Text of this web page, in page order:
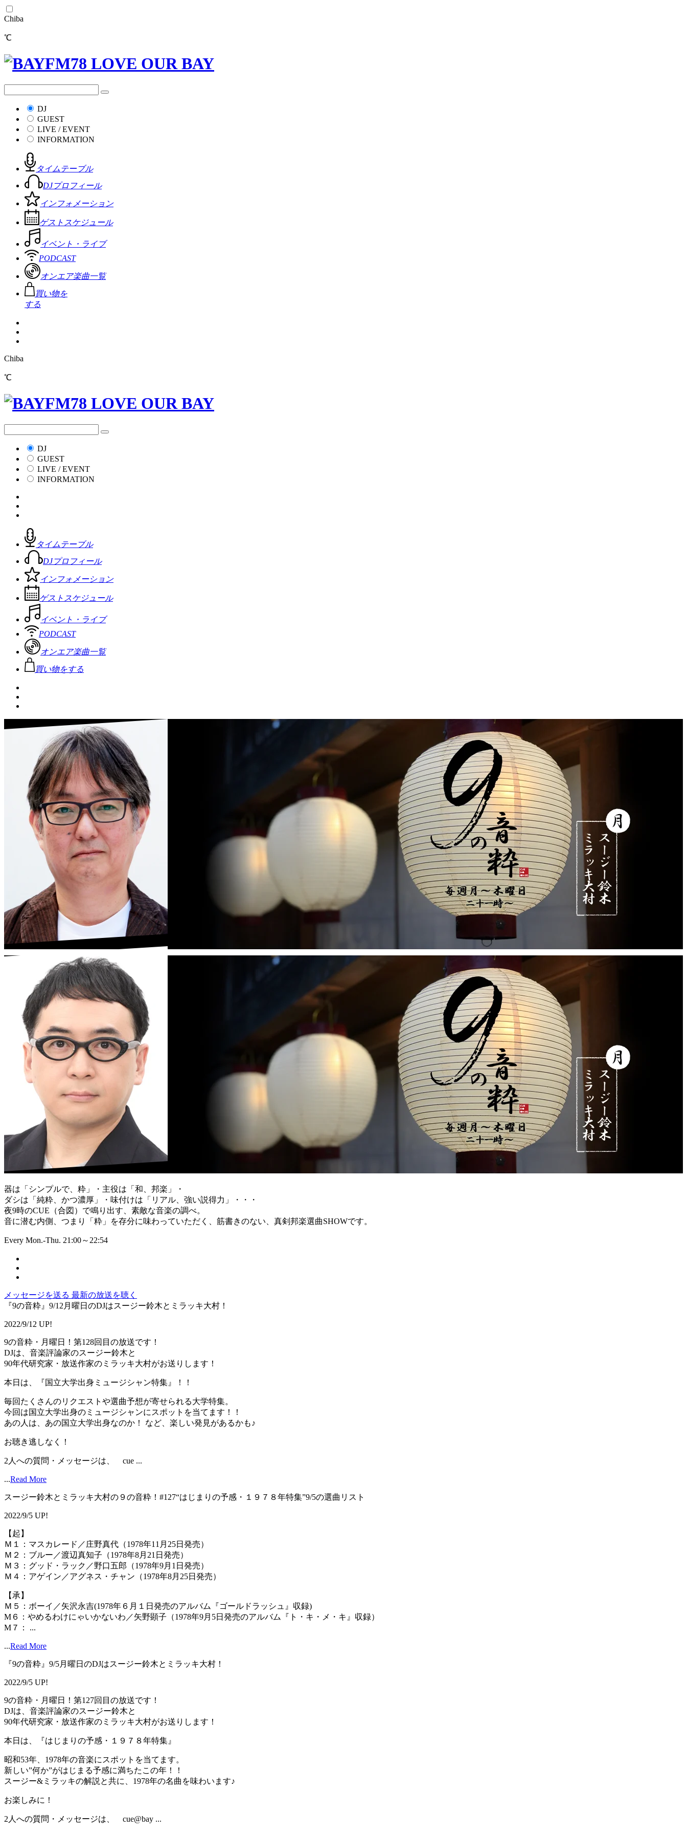
Chiba
℃
DJ
GUEST
LIVE / EVENT
INFORMATION
タイムテーブル
DJプロフィール
インフォメーション
ゲストスケジュール
イベント・ライブ
PODCAST
オンエア楽曲一覧
買い物を
する
Chiba
℃
DJ
GUEST
LIVE / EVENT
INFORMATION
タイムテーブル
DJプロフィール
インフォメーション
ゲストスケジュール
イベント・ライブ
PODCAST
オンエア楽曲一覧
買い物をする
器は「シンプルで、粋」・主役は「和、邦楽」・
ダシは「純粋、かつ濃厚」・味付けは「リアル、強い説得力」・・・
夜9時のCUE（合図）で鳴り出す、素敵な音楽の調べ。
音に潜む内側、つまり「粋」を存分に味わっていただく、筋書きのない、真剣邦楽選曲SHOWです。
Every Mon.-Thu. 21:00～22:54
メッセージを送る 最新の放送を聴く
『9の音粋』9/12月曜日のDJはスージー鈴木とミラッキ大村！
2022/9/12 UP!
9の音粋・月曜日！第128回目の放送です！
DJは、音楽評論家のスージー鈴木と
90年代研究家・放送作家のミラッキ大村がお送りします！
本日は、『国立大学出身ミュージシャン特集』！！
毎回たくさんのリクエストや選曲予想が寄せられる大学特集。
今回は国立大学出身のミュージシャンにスポットを当てます！！
あの人は、あの国立大学出身なのか！ など、楽しい発見があるかも♪
お聴き逃しなく！
2人への質問・メッセージは、 cue ...
...Read More
スージー鈴木とミラッキ大村の９の音粋！#127“はじまりの予感・１９７８年特集”9/5の選曲リスト
2022/9/5 UP!
【起】
Ｍ１：マスカレード／庄野真代（1978年11月25日発売）
Ｍ２：ブルー／渡辺真知子（1978年8月21日発売）
Ｍ３：グッド・ラック／野口五郎（1978年9月1日発売）
Ｍ４：アゲイン／アグネス・チャン（1978年8月25日発売）
【承】
Ｍ５：ボーイ／矢沢永吉(1978年６月１日発売のアルバム『ゴールドラッシュ』収録)
M６：やめるわけにゃいかないわ／矢野顕子（1978年9月5日発売のアルバム『ト・キ・メ・キ』収録）
M７： ...
...Read More
『9の音粋』9/5月曜日のDJはスージー鈴木とミラッキ大村！
2022/9/5 UP!
9の音粋・月曜日！第127回目の放送です！
DJは、音楽評論家のスージー鈴木と
90年代研究家・放送作家のミラッキ大村がお送りします！
本日は、『はじまりの予感・１９７８年特集』
昭和53年、1978年の音楽にスポットを当てます。
新しい”何か”がはじまる予感に満ちたこの年！！
スージー&ミラッキの解説と共に、1978年の名曲を味わいます♪
お楽しみに！
2人への質問・メッセージは、 cue@bay ...